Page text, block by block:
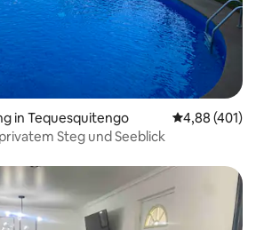
in Tequesquitengo
4,88 (401)
Steg und Seeblick